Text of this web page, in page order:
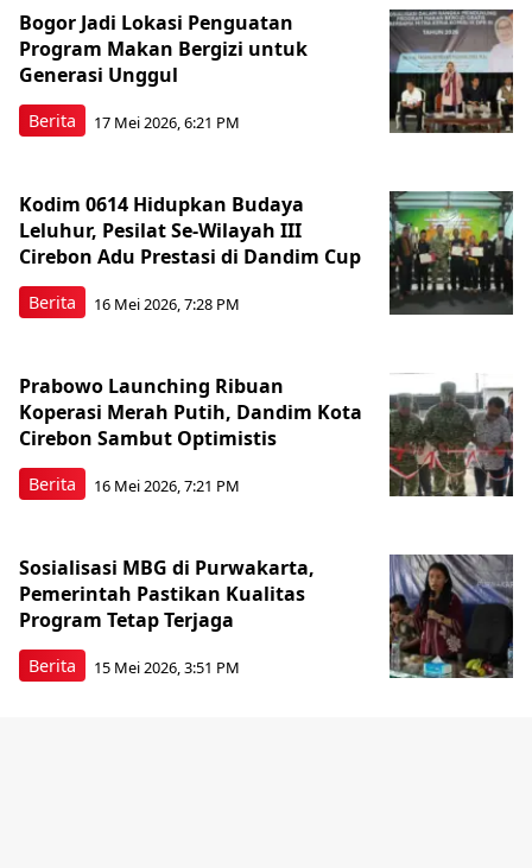
Berita
Bogor Jadi Lokasi Penguatan
Program Makan Bergizi untuk
Generasi Unggul
17 Mei 2026, 6:21 PM
Berita
Kodim 0614 Hidupkan Budaya
Leluhur, Pesilat Se-Wilayah III
Cirebon Adu Prestasi di Dandim Cup
16 Mei 2026, 7:28 PM
Berita
Prabowo Launching Ribuan
Koperasi Merah Putih, Dandim Kota
Cirebon Sambut Optimistis
16 Mei 2026, 7:21 PM
Berita
Sosialisasi MBG di Purwakarta,
Pemerintah Pastikan Kualitas
Program Tetap Terjaga
15 Mei 2026, 3:51 PM